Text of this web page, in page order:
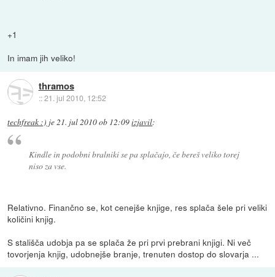
+1
In imam jih veliko!
thramos
::21. jul 2010, 12:52
techfreak :) je21. jul 2010 ob 12:09izjavil:
Kindle in podobni bralniki se pa splačajo, če bereš veliko torej
niso za vse.
Relativno. Finančno se, kot cenejše knjige, res splača šele pri veliki
količini knjig.
S stališča udobja pa se splača že pri prvi prebrani knjigi. Ni več
tovorjenja knjig, udobnejše branje, trenuten dostop do slovarja ...